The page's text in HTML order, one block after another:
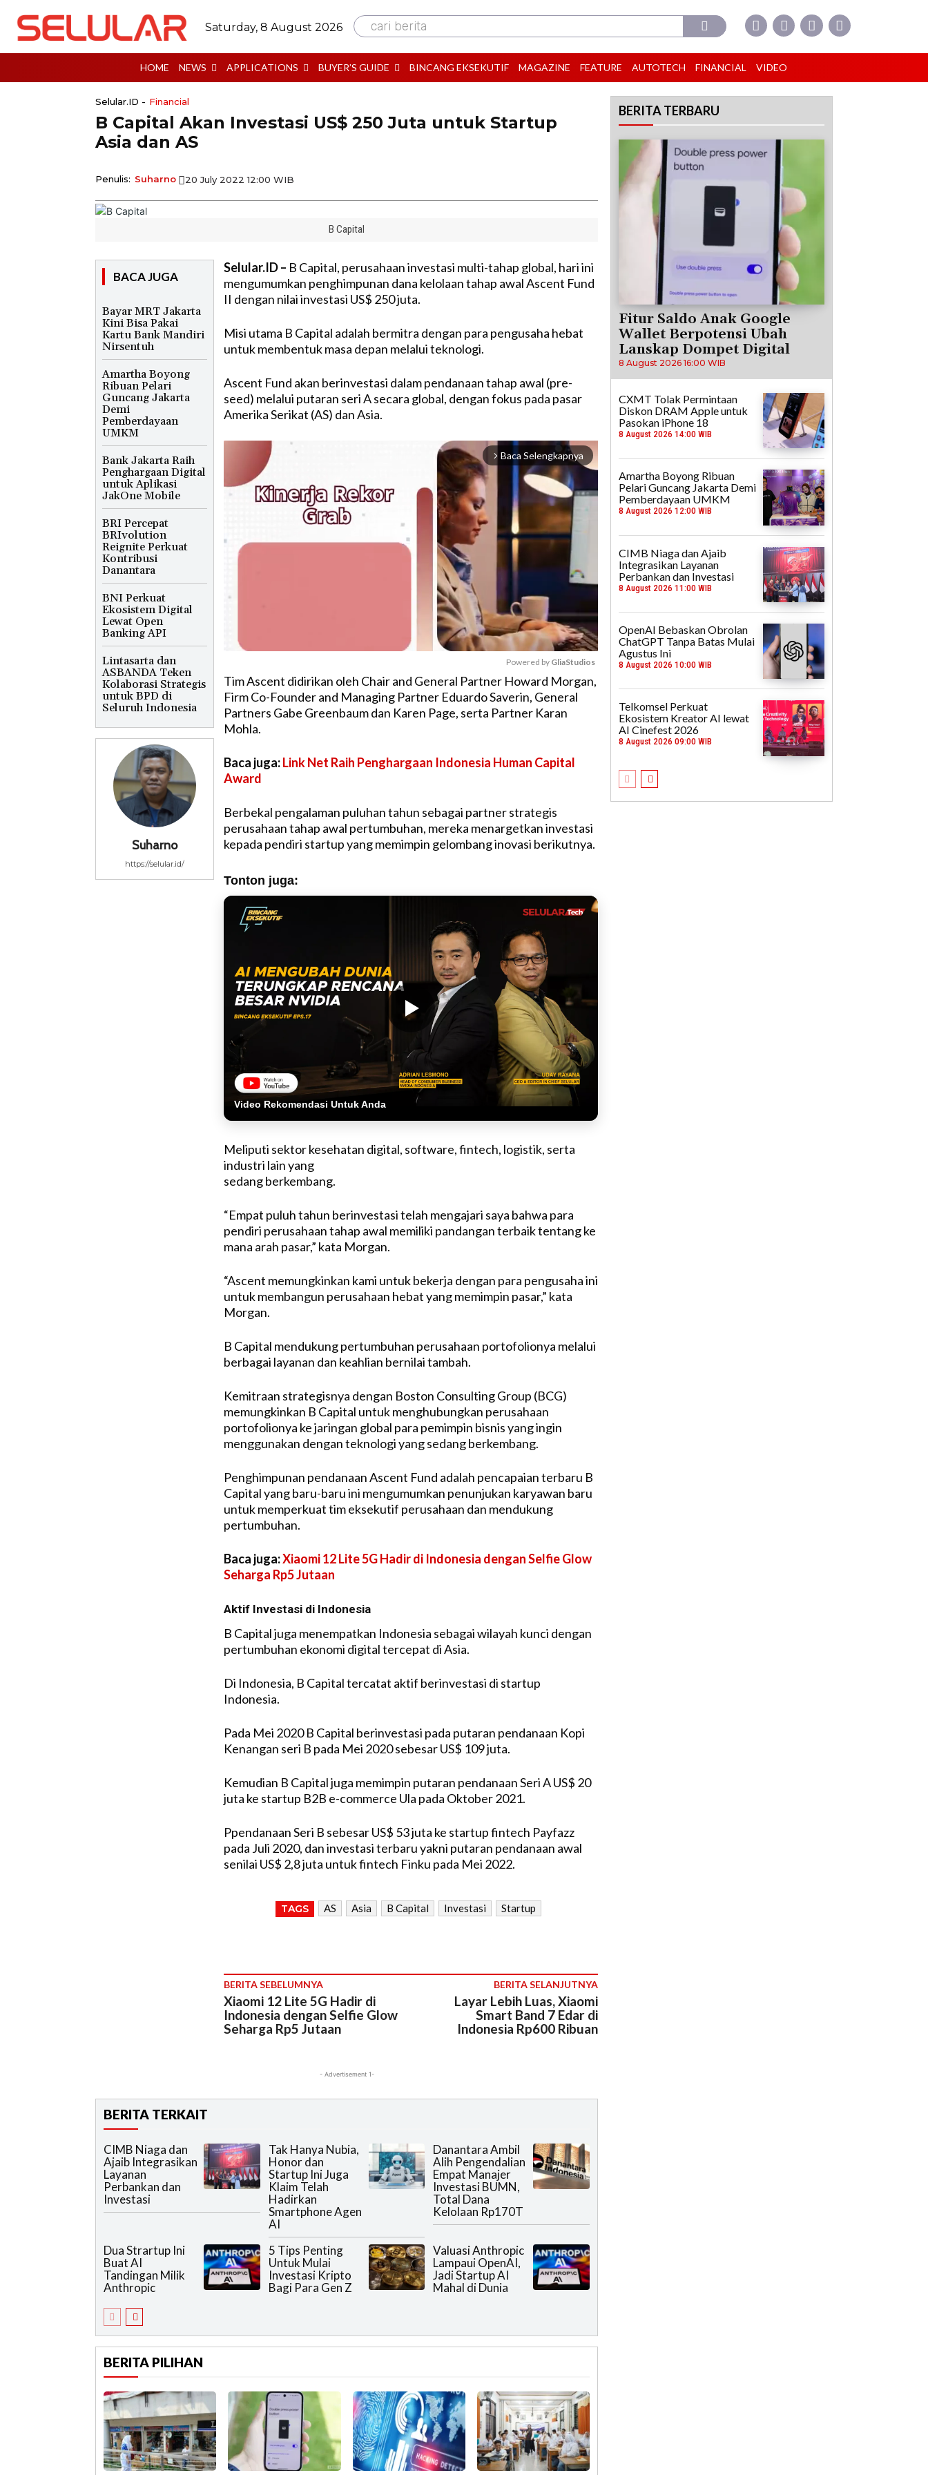
Saturday, 8 August 2026 cari berita
HOME NEWS APPLICATIONS BUYER’S GUIDE BINCANG EKSEKUTIF MAGAZINE FEATURE AUTOTECH FINANCIAL VIDEO
Selular.ID - Financial
B Capital Akan Investasi US$ 250 Juta untuk Startup
Asia dan AS
Penulis: Suharno 20 July 2022 12:00 WIB
B Capital
BACA JUGA
Bayar MRT Jakarta
Kini Bisa Pakai
Kartu Bank Mandiri
Nirsentuh
Amartha Boyong
Ribuan Pelari
Guncang Jakarta
Demi
Pemberdayaan
UMKM
Bank Jakarta Raih
Penghargaan Digital
untuk Aplikasi
JakOne Mobile
BRI Percepat
BRIvolution
Reignite Perkuat
Kontribusi
Danantara
BNI Perkuat
Ekosistem Digital
Lewat Open
Banking API
Lintasarta dan
ASBANDA Teken
Kolaborasi Strategis
untuk BPD di
Seluruh Indonesia
Suharno
https://selular.id/
Selular.ID – B Capital, perusahaan investasi multi-tahap global, hari ini
mengumumkan penghimpunan dana kelolaan tahap awal Ascent Fund
II dengan nilai investasi US$ 250 juta.
Misi utama B Capital adalah bermitra dengan para pengusaha hebat
untuk membentuk masa depan melalui teknologi.
Ascent Fund akan berinvestasi dalam pendanaan tahap awal (pre-
seed) melalui putaran seri A secara global, dengan fokus pada pasar
Amerika Serikat (AS) dan Asia.
arrow_forward_ios Baca Selengkapnya
M
u
e
Powered by GliaStudios
Tim Ascent didirikan oleh Chair and General Partner Howard Morgan,
Firm Co-Founder and Managing Partner Eduardo Saverin, General
Partners Gabe Greenbaum dan Karen Page, serta Partner Karan
Mohla.
Baca juga:Link Net Raih Penghargaan Indonesia Human Capital
Award
Berbekal pengalaman puluhan tahun sebagai partner strategis
perusahaan tahap awal pertumbuhan, mereka menargetkan investasi
kepada pendiri startup yang memimpin gelombang inovasi berikutnya.
Tonton juga:
Video Rekomendasi Untuk Anda
Meliputi sektor kesehatan digital, software, fintech, logistik, serta
industri lain yang
sedang berkembang.
“Empat puluh tahun berinvestasi telah mengajari saya bahwa para
pendiri perusahaan tahap awal memiliki pandangan terbaik tentang ke
mana arah pasar,” kata Morgan.
“Ascent memungkinkan kami untuk bekerja dengan para pengusaha ini
untuk membangun perusahaan hebat yang memimpin pasar,” kata
Morgan.
B Capital mendukung pertumbuhan perusahaan portofolionya melalui
berbagai layanan dan keahlian bernilai tambah.
Kemitraan strategisnya dengan Boston Consulting Group (BCG)
memungkinkan B Capital untuk menghubungkan perusahaan
portofolionya ke jaringan global para pemimpin bisnis yang ingin
menggunakan dengan teknologi yang sedang berkembang.
Penghimpunan pendanaan Ascent Fund adalah pencapaian terbaru B
Capital yang baru-baru ini mengumumkan penunjukan karyawan baru
untuk memperkuat tim eksekutif perusahaan dan mendukung
pertumbuhan.
Baca juga:Xiaomi 12 Lite 5G Hadir di Indonesia dengan Selfie Glow
Seharga Rp5 Jutaan
Aktif Investasi di Indonesia
B Capital juga menempatkan Indonesia sebagai wilayah kunci dengan
pertumbuhan ekonomi digital tercepat di Asia.
Di Indonesia, B Capital tercatat aktif berinvestasi di startup
Indonesia.
Pada Mei 2020 B Capital berinvestasi pada putaran pendanaan Kopi
Kenangan seri B pada Mei 2020 sebesar US$ 109 juta.
Kemudian B Capital juga memimpin putaran pendanaan Seri A US$ 20
juta ke startup B2B e-commerce Ula pada Oktober 2021.
Ppendanaan Seri B sebesar US$ 53 juta ke startup fintech Payfazz
pada Juli 2020, dan investasi terbaru yakni putaran pendanaan awal
senilai US$ 2,8 juta untuk fintech Finku pada Mei 2022.
TAGS AS Asia B Capital Investasi Startup
BERITA SEBELUMNYA
Xiaomi 12 Lite 5G Hadir di
Indonesia dengan Selfie Glow
Seharga Rp5 Jutaan
BERITA SELANJUTNYA
Layar Lebih Luas, Xiaomi
Smart Band 7 Edar di
Indonesia Rp600 Ribuan
- Advertisement 1-
BERITA TERKAIT
CIMB Niaga dan
Ajaib Integrasikan
Layanan
Perbankan dan
Investasi
Tak Hanya Nubia,
Honor dan
Startup Ini Juga
Klaim Telah
Hadirkan
Smartphone Agen
AI
Danantara Ambil
Alih Pengendalian
Empat Manajer
Investasi BUMN,
Total Dana
Kelolaan Rp170T
Dua Strartup Ini
Buat AI
Tandingan Milik
Anthropic
5 Tips Penting
Untuk Mulai
Investasi Kripto
Bagi Para Gen Z
Valuasi Anthropic
Lampaui OpenAI,
Jadi Startup AI
Mahal di Dunia
BERITA PILIHAN
BERITA TERBARU
Fitur Saldo Anak Google
Wallet Berpotensi Ubah
Lanskap Dompet Digital
8 August 2026 16:00 WIB
CXMT Tolak Permintaan
Diskon DRAM Apple untuk
Pasokan iPhone 18
8 August 2026 14:00 WIB
Amartha Boyong Ribuan
Pelari Guncang Jakarta Demi
Pemberdayaan UMKM
8 August 2026 12:00 WIB
CIMB Niaga dan Ajaib
Integrasikan Layanan
Perbankan dan Investasi
8 August 2026 11:00 WIB
OpenAI Bebaskan Obrolan
ChatGPT Tanpa Batas Mulai
Agustus Ini
8 August 2026 10:00 WIB
Telkomsel Perkuat
Ekosistem Kreator AI lewat
AI Cinefest 2026
8 August 2026 09:00 WIB